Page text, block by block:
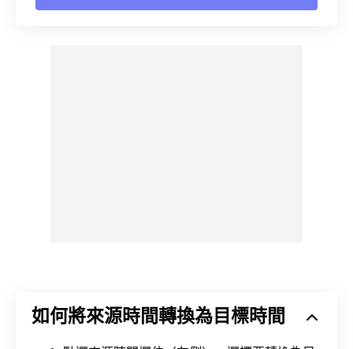
如何將來源時間轉換為目標時間